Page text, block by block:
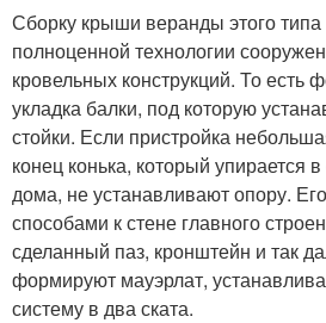
Сборку крыши веранды этого типа
полноценной технологии
кровельных конструкций. То есть
укладка балки, под которую
стойки. Если пристройка
конец конька, который упирается
дома, не устанавливают опору.
способами к стене главного
сделанный паз, кронштейн и так
формируют мауэрлат,
систему в два ската.